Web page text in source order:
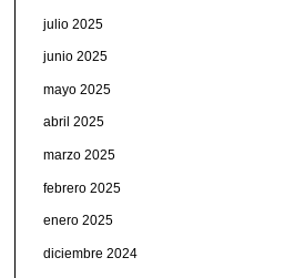
julio 2025
junio 2025
mayo 2025
abril 2025
marzo 2025
febrero 2025
enero 2025
diciembre 2024